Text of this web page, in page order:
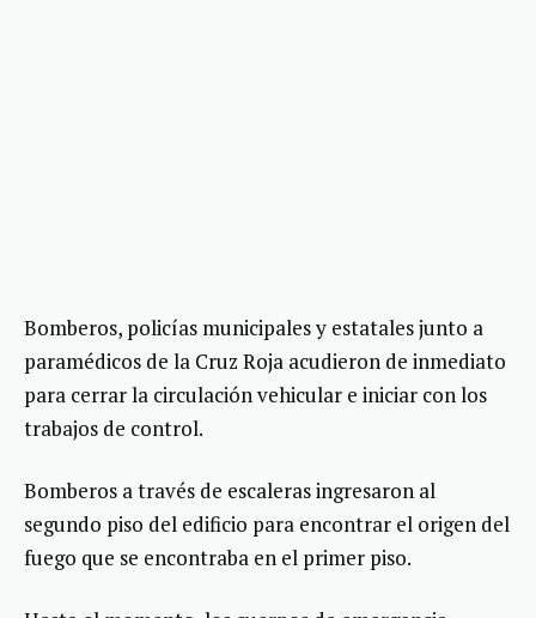
Bomberos, policías municipales y estatales junto a
paramédicos de la Cruz Roja acudieron de inmediato
para cerrar la circulación vehicular e iniciar con los
trabajos de control.
Bomberos a través de escaleras ingresaron al
segundo piso del edificio para encontrar el origen del
fuego que se encontraba en el primer piso.